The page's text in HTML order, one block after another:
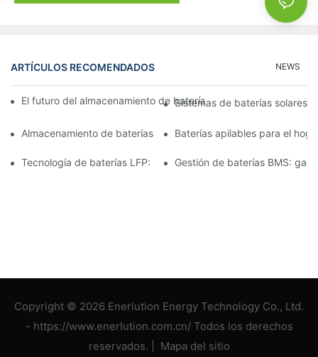
ARTÍCULOS RECOMENDADOS NEWS
El futuro del almacenamiento de baterías comerciales:
Sistemas de baterías solares
Almacenamiento de baterías de 15 kW: Impulsando su futuro
Baterías apilables para el
Tecnología de baterías LFP: una opción sostenible para el
Gestión de baterías BMS:
Copyright © 2026 Enerlution Energy Technology Co., Ltd.
- https://www.enerlution.com.cn/ Todos los derechos
reservados. |
Mapa del sitio